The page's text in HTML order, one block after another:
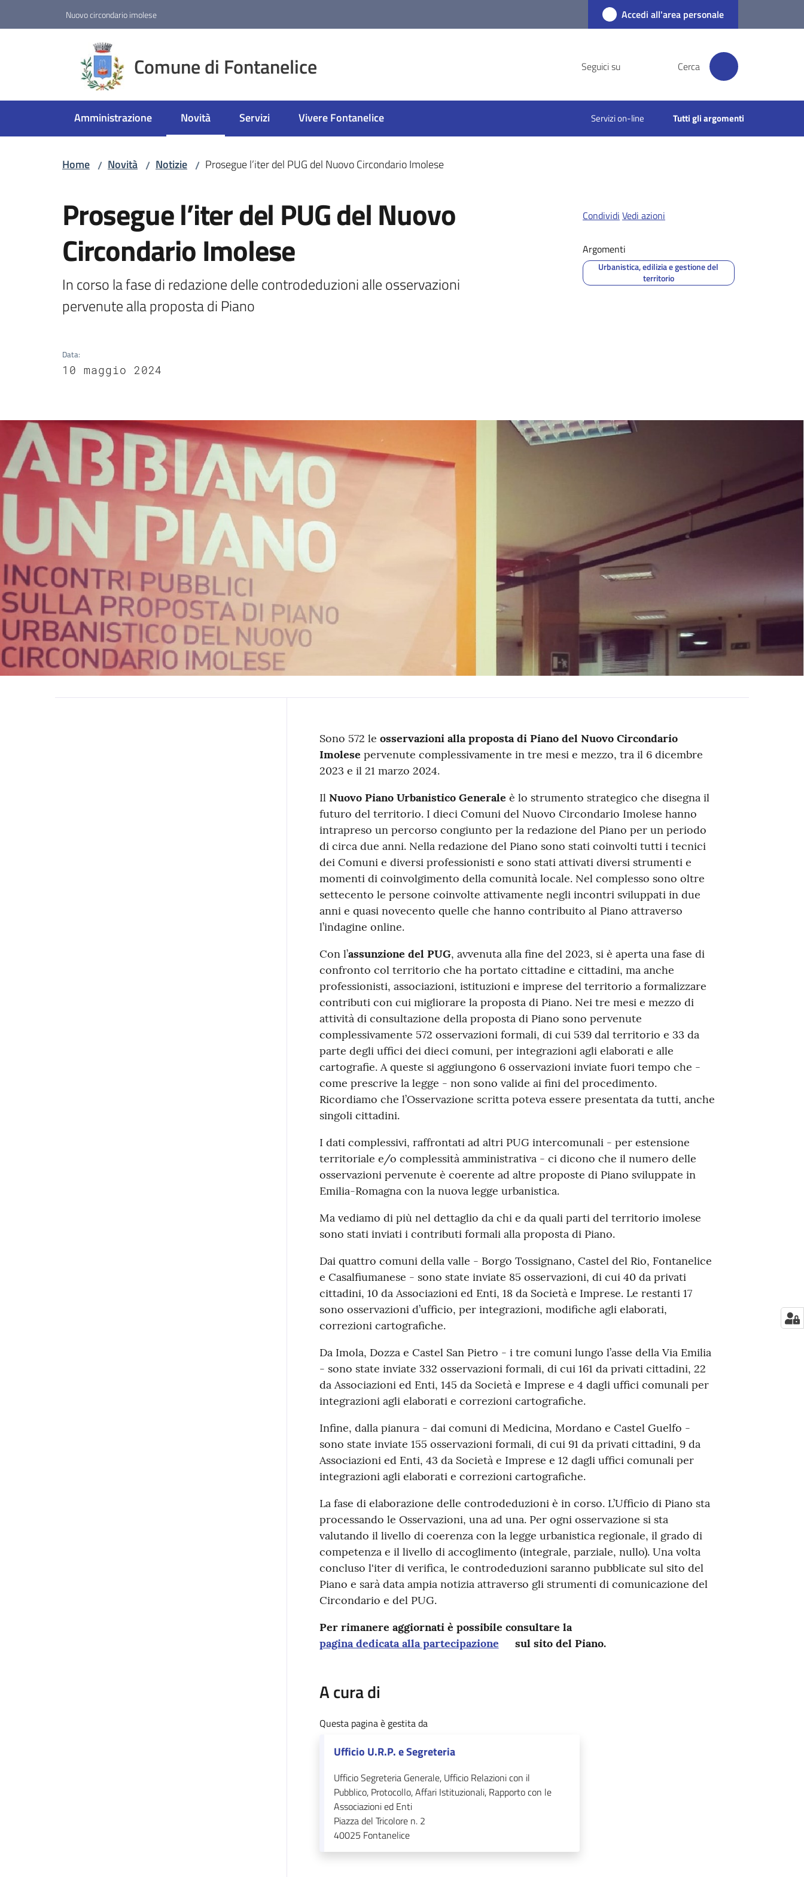
Nuovo circondario imolese Accedi all'area personale
Comune di Fontanelice Seguici su Cerca
Amministrazione Novità
Menu selezionato
Servizi Vivere Fontanelice Servizi on-line Tutti gli argomenti
Home / Novità / Notizie / Prosegue l’iter del PUG del Nuovo Circondario Imolese
Prosegue l’iter del PUG del Nuovo
Circondario Imolese
In corso la fase di redazione delle controdeduzioni alle osservazioni
pervenute alla proposta di Piano
Data:
10 maggio 2024
Condividi Vedi azioni
Argomenti
Urbanistica, edilizia e gestione del
territorio
Contenuto
Sono 572 le osservazioni alla proposta di Piano del Nuovo Circondario
Imolese pervenute complessivamente in tre mesi e mezzo, tra il 6 dicembre
2023 e il 21 marzo 2024.
Il Nuovo Piano Urbanistico Generale è lo strumento strategico che disegna il
futuro del territorio. I dieci Comuni del Nuovo Circondario Imolese hanno
intrapreso un percorso congiunto per la redazione del Piano per un periodo
di circa due anni. Nella redazione del Piano sono stati coinvolti tutti i tecnici
dei Comuni e diversi professionisti e sono stati attivati diversi strumenti e
momenti di coinvolgimento della comunità locale. Nel complesso sono oltre
settecento le persone coinvolte attivamente negli incontri sviluppati in due
anni e quasi novecento quelle che hanno contribuito al Piano attraverso
l’indagine online.
Con l’assunzione del PUG, avvenuta alla fine del 2023, si è aperta una fase di
confronto col territorio che ha portato cittadine e cittadini, ma anche
professionisti, associazioni, istituzioni e imprese del territorio a formalizzare
contributi con cui migliorare la proposta di Piano. Nei tre mesi e mezzo di
attività di consultazione della proposta di Piano sono pervenute
complessivamente 572 osservazioni formali, di cui 539 dal territorio e 33 da
parte degli uffici dei dieci comuni, per integrazioni agli elaborati e alle
cartografie. A queste si aggiungono 6 osservazioni inviate fuori tempo che -
come prescrive la legge - non sono valide ai fini del procedimento.
Ricordiamo che l’Osservazione scritta poteva essere presentata da tutti, anche
singoli cittadini.
I dati complessivi, raffrontati ad altri PUG intercomunali - per estensione
territoriale e/o complessità amministrativa - ci dicono che il numero delle
osservazioni pervenute è coerente ad altre proposte di Piano sviluppate in
Emilia-Romagna con la nuova legge urbanistica.
Ma vediamo di più nel dettaglio da chi e da quali parti del territorio imolese
sono stati inviati i contributi formali alla proposta di Piano.
Dai quattro comuni della valle - Borgo Tossignano, Castel del Rio, Fontanelice
e Casalfiumanese - sono state inviate 85 osservazioni, di cui 40 da privati
cittadini, 10 da Associazioni ed Enti, 18 da Società e Imprese. Le restanti 17
sono osservazioni d’ufficio, per integrazioni, modifiche agli elaborati,
correzioni cartografiche.
Da Imola, Dozza e Castel San Pietro - i tre comuni lungo l’asse della Via Emilia
- sono state inviate 332 osservazioni formali, di cui 161 da privati cittadini, 22
da Associazioni ed Enti, 145 da Società e Imprese e 4 dagli uffici comunali per
integrazioni agli elaborati e correzioni cartografiche.
Infine, dalla pianura - dai comuni di Medicina, Mordano e Castel Guelfo -
sono state inviate 155 osservazioni formali, di cui 91 da privati cittadini, 9 da
Associazioni ed Enti, 43 da Società e Imprese e 12 dagli uffici comunali per
integrazioni agli elaborati e correzioni cartografiche.
La fase di elaborazione delle controdeduzioni è in corso. L’Ufficio di Piano sta
processando le Osservazioni, una ad una. Per ogni osservazione si sta
valutando il livello di coerenza con la legge urbanistica regionale, il grado di
competenza e il livello di accoglimento (integrale, parziale, nullo). Una volta
concluso l'iter di verifica, le controdeduzioni saranno pubblicate sul sito del
Piano e sarà data ampia notizia attraverso gli strumenti di comunicazione del
Circondario e del PUG.
Per rimanere aggiornati è possibile consultare la
pagina dedicata alla partecipazione
sul sito del Piano.
A cura di
Questa pagina è gestita da
Ufficio U.R.P. e Segreteria
Ufficio Segreteria Generale, Ufficio Relazioni con il
Pubblico, Protocollo, Affari Istituzionali, Rapporto con le
Associazioni ed Enti
Piazza del Tricolore n. 2
40025 Fontanelice